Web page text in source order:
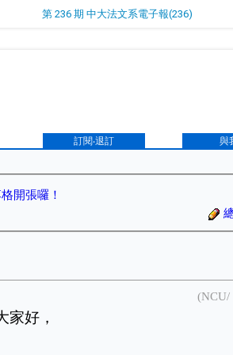
第 236 期 中大法文系電子報(236)